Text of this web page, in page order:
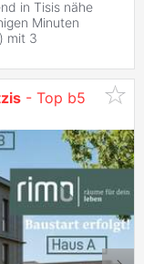
in Tisis nähe
Minuten
mit 3
- Top b5